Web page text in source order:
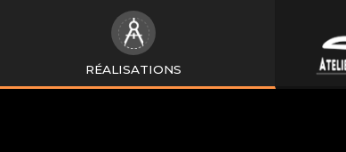
RÉALISATIONS